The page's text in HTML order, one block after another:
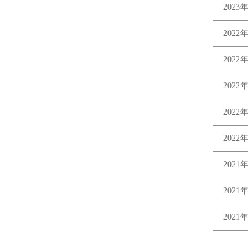
2023
2022
2022
2022
2022
2022
2021
2021
2021